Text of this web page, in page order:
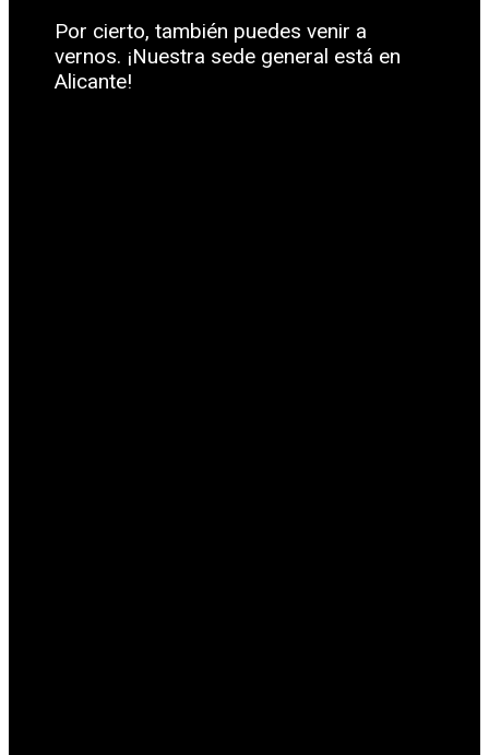
Por cierto, también puedes venir a
vernos. ¡Nuestra sede general está en
Alicante!